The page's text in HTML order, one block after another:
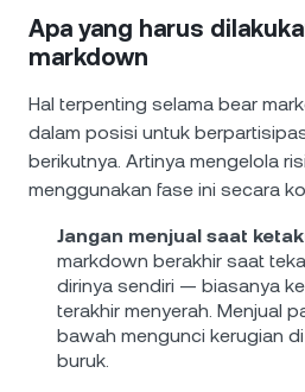
Apa yang harus
markdown
Hal terpenting selama bear
dalam posisi untuk
berikutnya. Artinya mengelola
menggunakan fase ini secara
Jangan menjual saat
markdown berakhir saat
dirinya sendiri — biasanya
terakhir menyerah. Menjual
bawah mengunci kerugian
buruk.